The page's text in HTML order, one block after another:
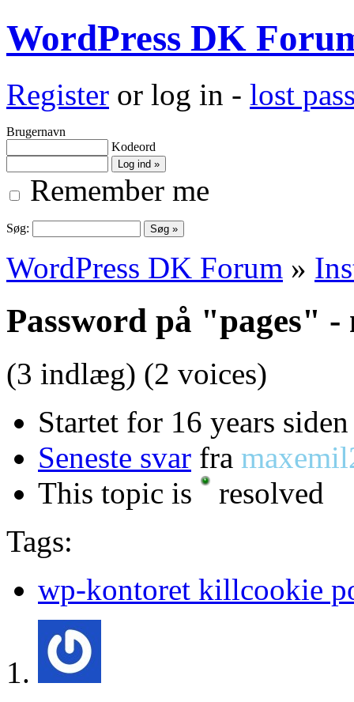
WordPress DK
Register or log in - lost
Brugernavn
Kodeord
Remember me
Søg:
WordPress DK Forum »
Password på "pages" -
(3 indlæg) (2 voices)
Startet for 16 years
Seneste svar fra
This topic is
resolved
Tags:
wp-kontoret killcookie